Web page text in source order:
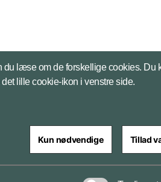
læse om de forskellige cookies. Du
lille cookie-ikon i venstre side.
Kun nødvendige Tillad